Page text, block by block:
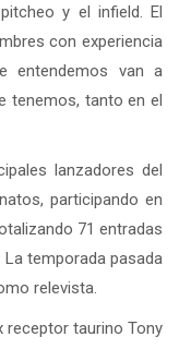
y el infield. El
con experiencia
entendemos van a
tenemos, tanto en el
lanzadores del
participando en
71 entradas
temporada pasada
relevista.
receptor taurino Tony